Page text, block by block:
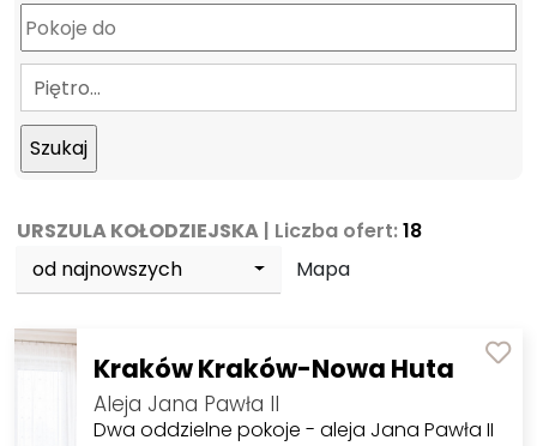
Piętro…
URSZULA KOŁODZIEJSKA | Liczba ofert:18
od najnowszych
Mapa
Kraków Kraków-Nowa Huta
Aleja Jana Pawła II
Dwa oddzielne pokoje - aleja Jana Pawła II